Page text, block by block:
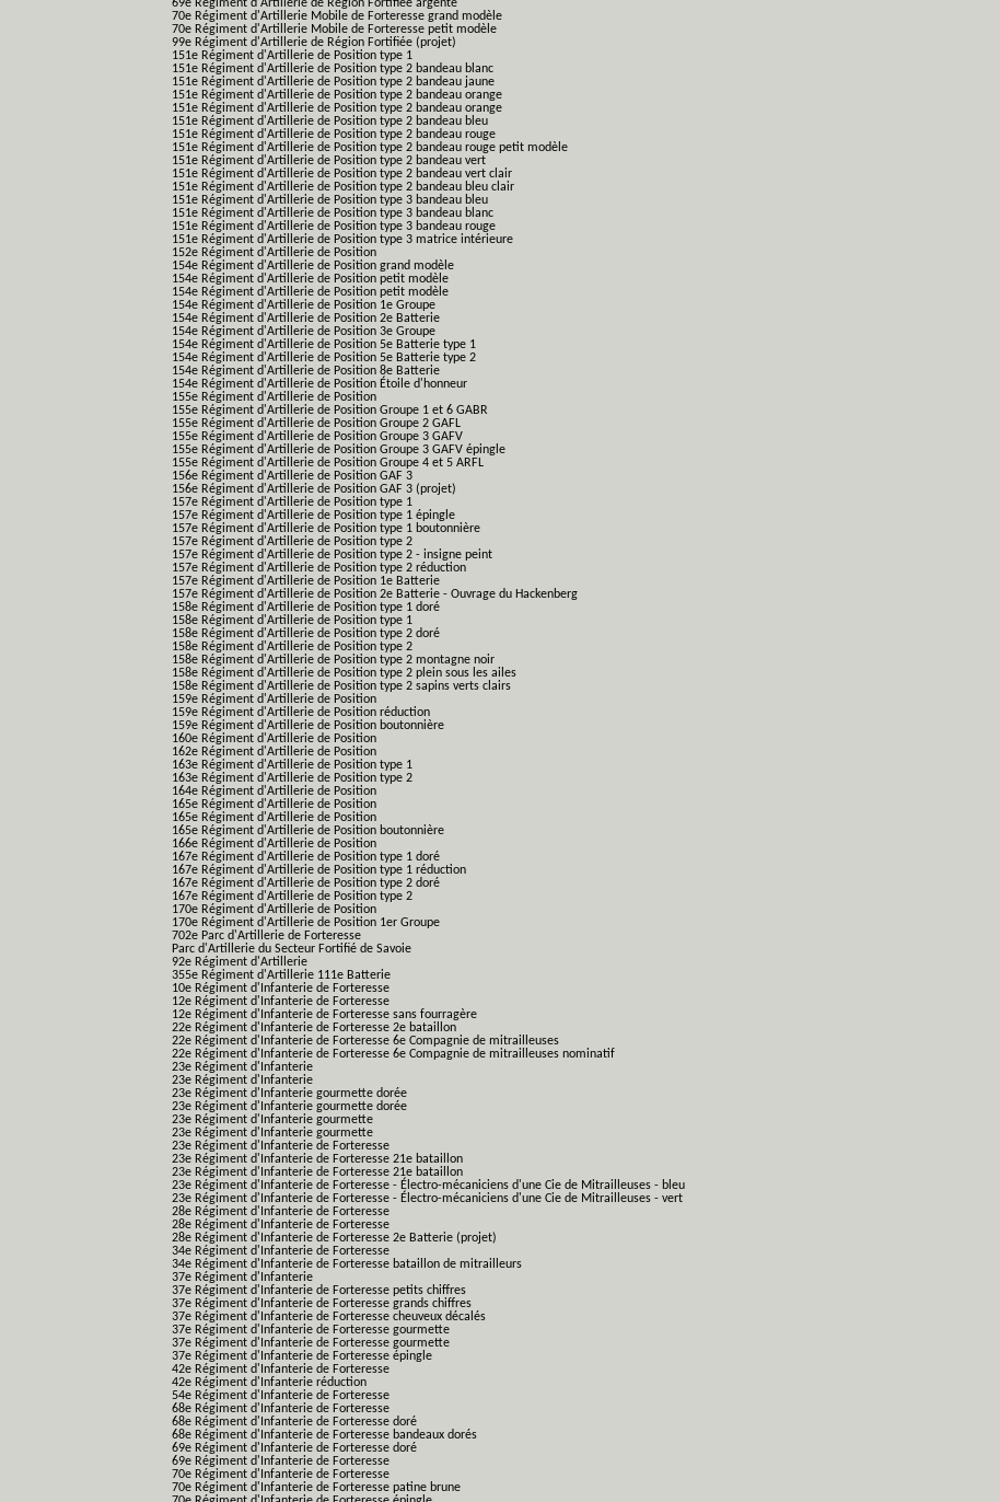
69e Régiment d'Artillerie de Région Fortifiée argenté
70e Régiment d'Artillerie Mobile de Forteresse grand modèle
70e Régiment d'Artillerie Mobile de Forteresse petit modèle
99e Régiment d'Artillerie de Région Fortifiée (projet)
151e Régiment d'Artillerie de Position type 1
151e Régiment d'Artillerie de Position type 2 bandeau blanc
151e Régiment d'Artillerie de Position type 2 bandeau jaune
151e Régiment d'Artillerie de Position type 2 bandeau orange
151e Régiment d'Artillerie de Position type 2 bandeau orange
151e Régiment d'Artillerie de Position type 2 bandeau bleu
151e Régiment d'Artillerie de Position type 2 bandeau rouge
151e Régiment d'Artillerie de Position type 2 bandeau rouge petit modèle
151e Régiment d'Artillerie de Position type 2 bandeau vert
151e Régiment d'Artillerie de Position type 2 bandeau vert clair
151e Régiment d'Artillerie de Position type 2 bandeau bleu clair
151e Régiment d'Artillerie de Position type 3 bandeau bleu
151e Régiment d'Artillerie de Position type 3 bandeau blanc
151e Régiment d'Artillerie de Position type 3 bandeau rouge
151e Régiment d'Artillerie de Position type 3 matrice intérieure
152e Régiment d'Artillerie de Position
154e Régiment d'Artillerie de Position grand modèle
154e Régiment d'Artillerie de Position petit modèle
154e Régiment d'Artillerie de Position petit modèle
154e Régiment d'Artillerie de Position 1e Groupe
154e Régiment d'Artillerie de Position 2e Batterie
154e Régiment d'Artillerie de Position 3e Groupe
154e Régiment d'Artillerie de Position 5e Batterie type 1
154e Régiment d'Artillerie de Position 5e Batterie type 2
154e Régiment d'Artillerie de Position 8e Batterie
154e Régiment d'Artillerie de Position Étoile d'honneur
155e Régiment d'Artillerie de Position
155e Régiment d'Artillerie de Position Groupe 1 et 6 GABR
155e Régiment d'Artillerie de Position Groupe 2 GAFL
155e Régiment d'Artillerie de Position Groupe 3 GAFV
155e Régiment d'Artillerie de Position Groupe 3 GAFV épingle
155e Régiment d'Artillerie de Position Groupe 4 et 5 ARFL
156e Régiment d'Artillerie de Position GAF 3
156e Régiment d'Artillerie de Position GAF 3 (projet)
157e Régiment d'Artillerie de Position type 1
157e Régiment d'Artillerie de Position type 1 épingle
157e Régiment d'Artillerie de Position type 1 boutonnière
157e Régiment d'Artillerie de Position type 2
157e Régiment d'Artillerie de Position type 2 - insigne peint
157e Régiment d'Artillerie de Position type 2 réduction
157e Régiment d'Artillerie de Position 1e Batterie
157e Régiment d'Artillerie de Position 2e Batterie - Ouvrage du Hackenberg
158e Régiment d'Artillerie de Position type 1 doré
158e Régiment d'Artillerie de Position type 1
158e Régiment d'Artillerie de Position type 2 doré
158e Régiment d'Artillerie de Position type 2
158e Régiment d'Artillerie de Position type 2 montagne noir
158e Régiment d'Artillerie de Position type 2 plein sous les ailes
158e Régiment d'Artillerie de Position type 2 sapins verts clairs
159e Régiment d'Artillerie de Position
159e Régiment d'Artillerie de Position réduction
159e Régiment d'Artillerie de Position boutonnière
160e Régiment d'Artillerie de Position
162e Régiment d'Artillerie de Position
163e Régiment d'Artillerie de Position type 1
163e Régiment d'Artillerie de Position type 2
164e Régiment d'Artillerie de Position
165e Régiment d'Artillerie de Position
165e Régiment d'Artillerie de Position
165e Régiment d'Artillerie de Position boutonnière
166e Régiment d'Artillerie de Position
167e Régiment d'Artillerie de Position type 1 doré
167e Régiment d'Artillerie de Position type 1 réduction
167e Régiment d'Artillerie de Position type 2 doré
167e Régiment d'Artillerie de Position type 2
170e Régiment d'Artillerie de Position
170e Régiment d'Artillerie de Position 1er Groupe
702e Parc d'Artillerie de Forteresse
Parc d'Artillerie du Secteur Fortifié de Savoie
92e Régiment d'Artillerie
355e Régiment d'Artillerie 111e Batterie
10e Régiment d'Infanterie de Forteresse
12e Régiment d'Infanterie de Forteresse
12e Régiment d'Infanterie de Forteresse sans fourragère
22e Régiment d'Infanterie de Forteresse 2e bataillon
22e Régiment d'Infanterie de Forteresse 6e Compagnie de mitrailleuses
22e Régiment d'Infanterie de Forteresse 6e Compagnie de mitrailleuses nominatif
23e Régiment d'Infanterie
23e Régiment d'Infanterie
23e Régiment d'Infanterie gourmette dorée
23e Régiment d'Infanterie gourmette dorée
23e Régiment d'Infanterie gourmette
23e Régiment d'Infanterie gourmette
23e Régiment d'Infanterie de Forteresse
23e Régiment d'Infanterie de Forteresse 21e bataillon
23e Régiment d'Infanterie de Forteresse 21e bataillon
23e Régiment d'Infanterie de Forteresse - Électro-mécaniciens d'une Cie de Mitrailleuses - bleu
23e Régiment d'Infanterie de Forteresse - Électro-mécaniciens d'une Cie de Mitrailleuses - vert
28e Régiment d'Infanterie de Forteresse
28e Régiment d'Infanterie de Forteresse
28e Régiment d'Infanterie de Forteresse 2e Batterie (projet)
34e Régiment d'Infanterie de Forteresse
34e Régiment d'Infanterie de Forteresse bataillon de mitrailleurs
37e Régiment d'Infanterie
37e Régiment d'Infanterie de Forteresse petits chiffres
37e Régiment d'Infanterie de Forteresse grands chiffres
37e Régiment d'Infanterie de Forteresse cheuveux décalés
37e Régiment d'Infanterie de Forteresse gourmette
37e Régiment d'Infanterie de Forteresse gourmette
37e Régiment d'Infanterie de Forteresse épingle
42e Régiment d'Infanterie de Forteresse
42e Régiment d'Infanterie réduction
54e Régiment d'Infanterie de Forteresse
68e Régiment d'Infanterie de Forteresse
68e Régiment d'Infanterie de Forteresse doré
68e Régiment d'Infanterie de Forteresse bandeaux dorés
69e Régiment d'Infanterie de Forteresse doré
69e Régiment d'Infanterie de Forteresse
70e Régiment d'Infanterie de Forteresse
70e Régiment d'Infanterie de Forteresse patine brune